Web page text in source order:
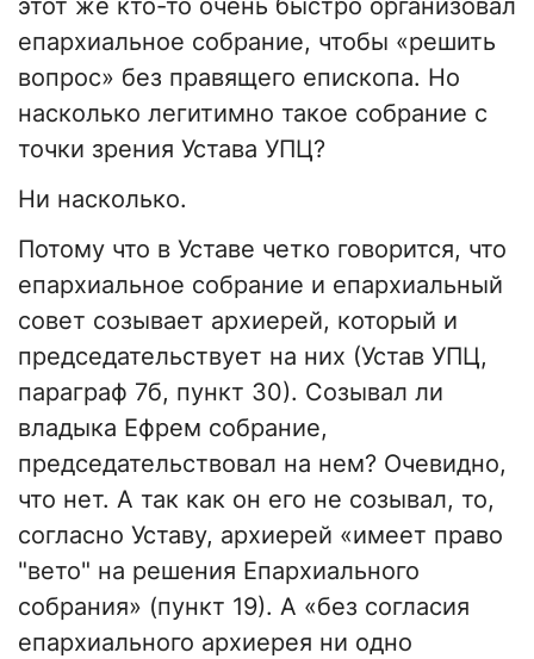
этот же кто-то очень быстро организовал
епархиальное собрание, чтобы «решить
вопрос» без правящего епископа. Но
насколько легитимно такое собрание с
точки зрения Устава УПЦ?
Ни насколько.
Потому что в Уставе четко говорится, что
епархиальное собрание и епархиальный
совет созывает архиерей, который и
председательствует на них (Устав УПЦ,
параграф 7б, пункт 30). Созывал ли
владыка Ефрем собрание,
председательствовал на нем? Очевидно,
что нет. А так как он его не созывал, то,
согласно Уставу, архиерей «имеет право
"вето" на решения Епархиального
собрания» (пункт 19). А «без согласия
епархиального архиерея ни одно